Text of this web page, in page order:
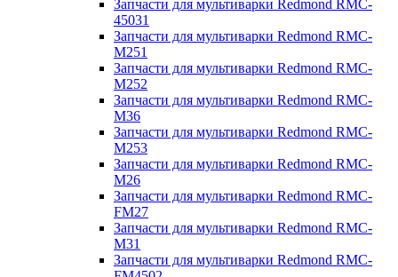
Запчасти для мультиварки Redmond RMC-
45031
Запчасти для мультиварки Redmond RMC-
M251
Запчасти для мультиварки Redmond RMC-
M252
Запчасти для мультиварки Redmond RMC-
M36
Запчасти для мультиварки Redmond RMC-
M253
Запчасти для мультиварки Redmond RMC-
M26
Запчасти для мультиварки Redmond RMC-
FM27
Запчасти для мультиварки Redmond RMC-
M31
Запчасти для мультиварки Redmond RMC-